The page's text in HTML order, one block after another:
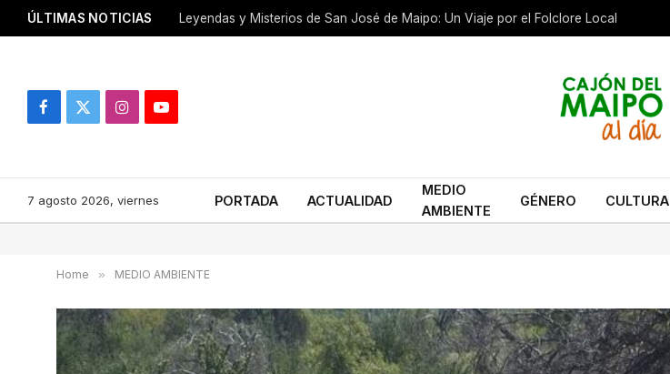
ÚLTIMAS NOTICIAS Leyendas y Misterios de San José de Maipo: Un Viaje por el Folclore Local
Facebook
X
InstagramYouTube
7 agosto 2026, viernes PORTADA ACTUALIDAD
MEDIO
AMBIENTE
GÉNERO CULTURA
Home » MEDIO AMBIENTE